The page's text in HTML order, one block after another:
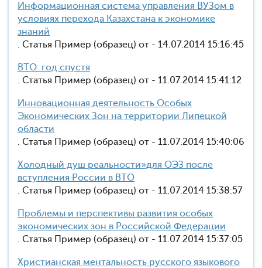
Информационная система управления ВУЗом в
условиях перехода Казахстана к экономике
знаний
. Статья Пример (образец) от - 14.07.2014 15:16:45
ВТО: год спустя
. Статья Пример (образец) от - 11.07.2014 15:41:12
Инновационная деятельность Особых
Экономических Зон на территории Липецкой
области
. Статья Пример (образец) от - 11.07.2014 15:40:06
Холодный душ реальности»для ОЭЗ после
вступления России в ВТО
. Статья Пример (образец) от - 11.07.2014 15:38:57
Проблемы и перспективы развития особых
экономических зон в Российской Федерации
. Статья Пример (образец) от - 11.07.2014 15:37:05
Христианская ментальность русского языкового